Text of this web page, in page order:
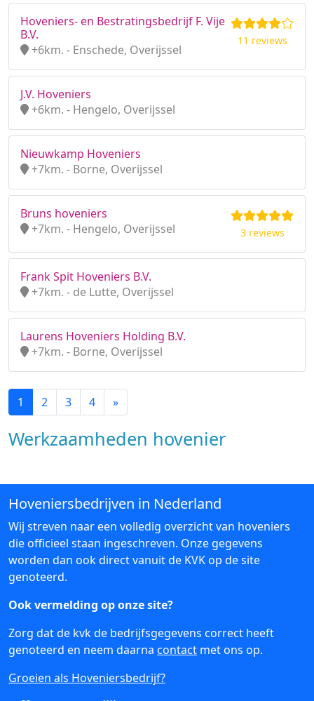
Hoveniers- en Bestratingsbedrijf F. Vije
B.V.
+6km. - Enschede, Overijssel
11 reviews
J.V. Hoveniers
+6km. - Hengelo, Overijssel
Nieuwkamp Hoveniers
+7km. - Borne, Overijssel
Bruns hoveniers
+7km. - Hengelo, Overijssel
3 reviews
Frank Spit Hoveniers B.V.
+7km. - de Lutte, Overijssel
Laurens Hoveniers Holding B.V.
+7km. - Borne, Overijssel
1 2 3 4 »
Werkzaamheden hovenier
Hoveniersbedrijven in Nederland
Wij streven naar een volledig overzicht van hoveniers
die officieel staan ingeschreven. Onze gegevens
worden dan ook direct vanuit de KVK op de site
genoteerd.
Ook vermelding op onze site?
Zorg dat de kvk de bedrijfsgegevens correct heeft
genoteerd en neem daarna contact met ons op.
Groeien als Hoveniersbedrijf?